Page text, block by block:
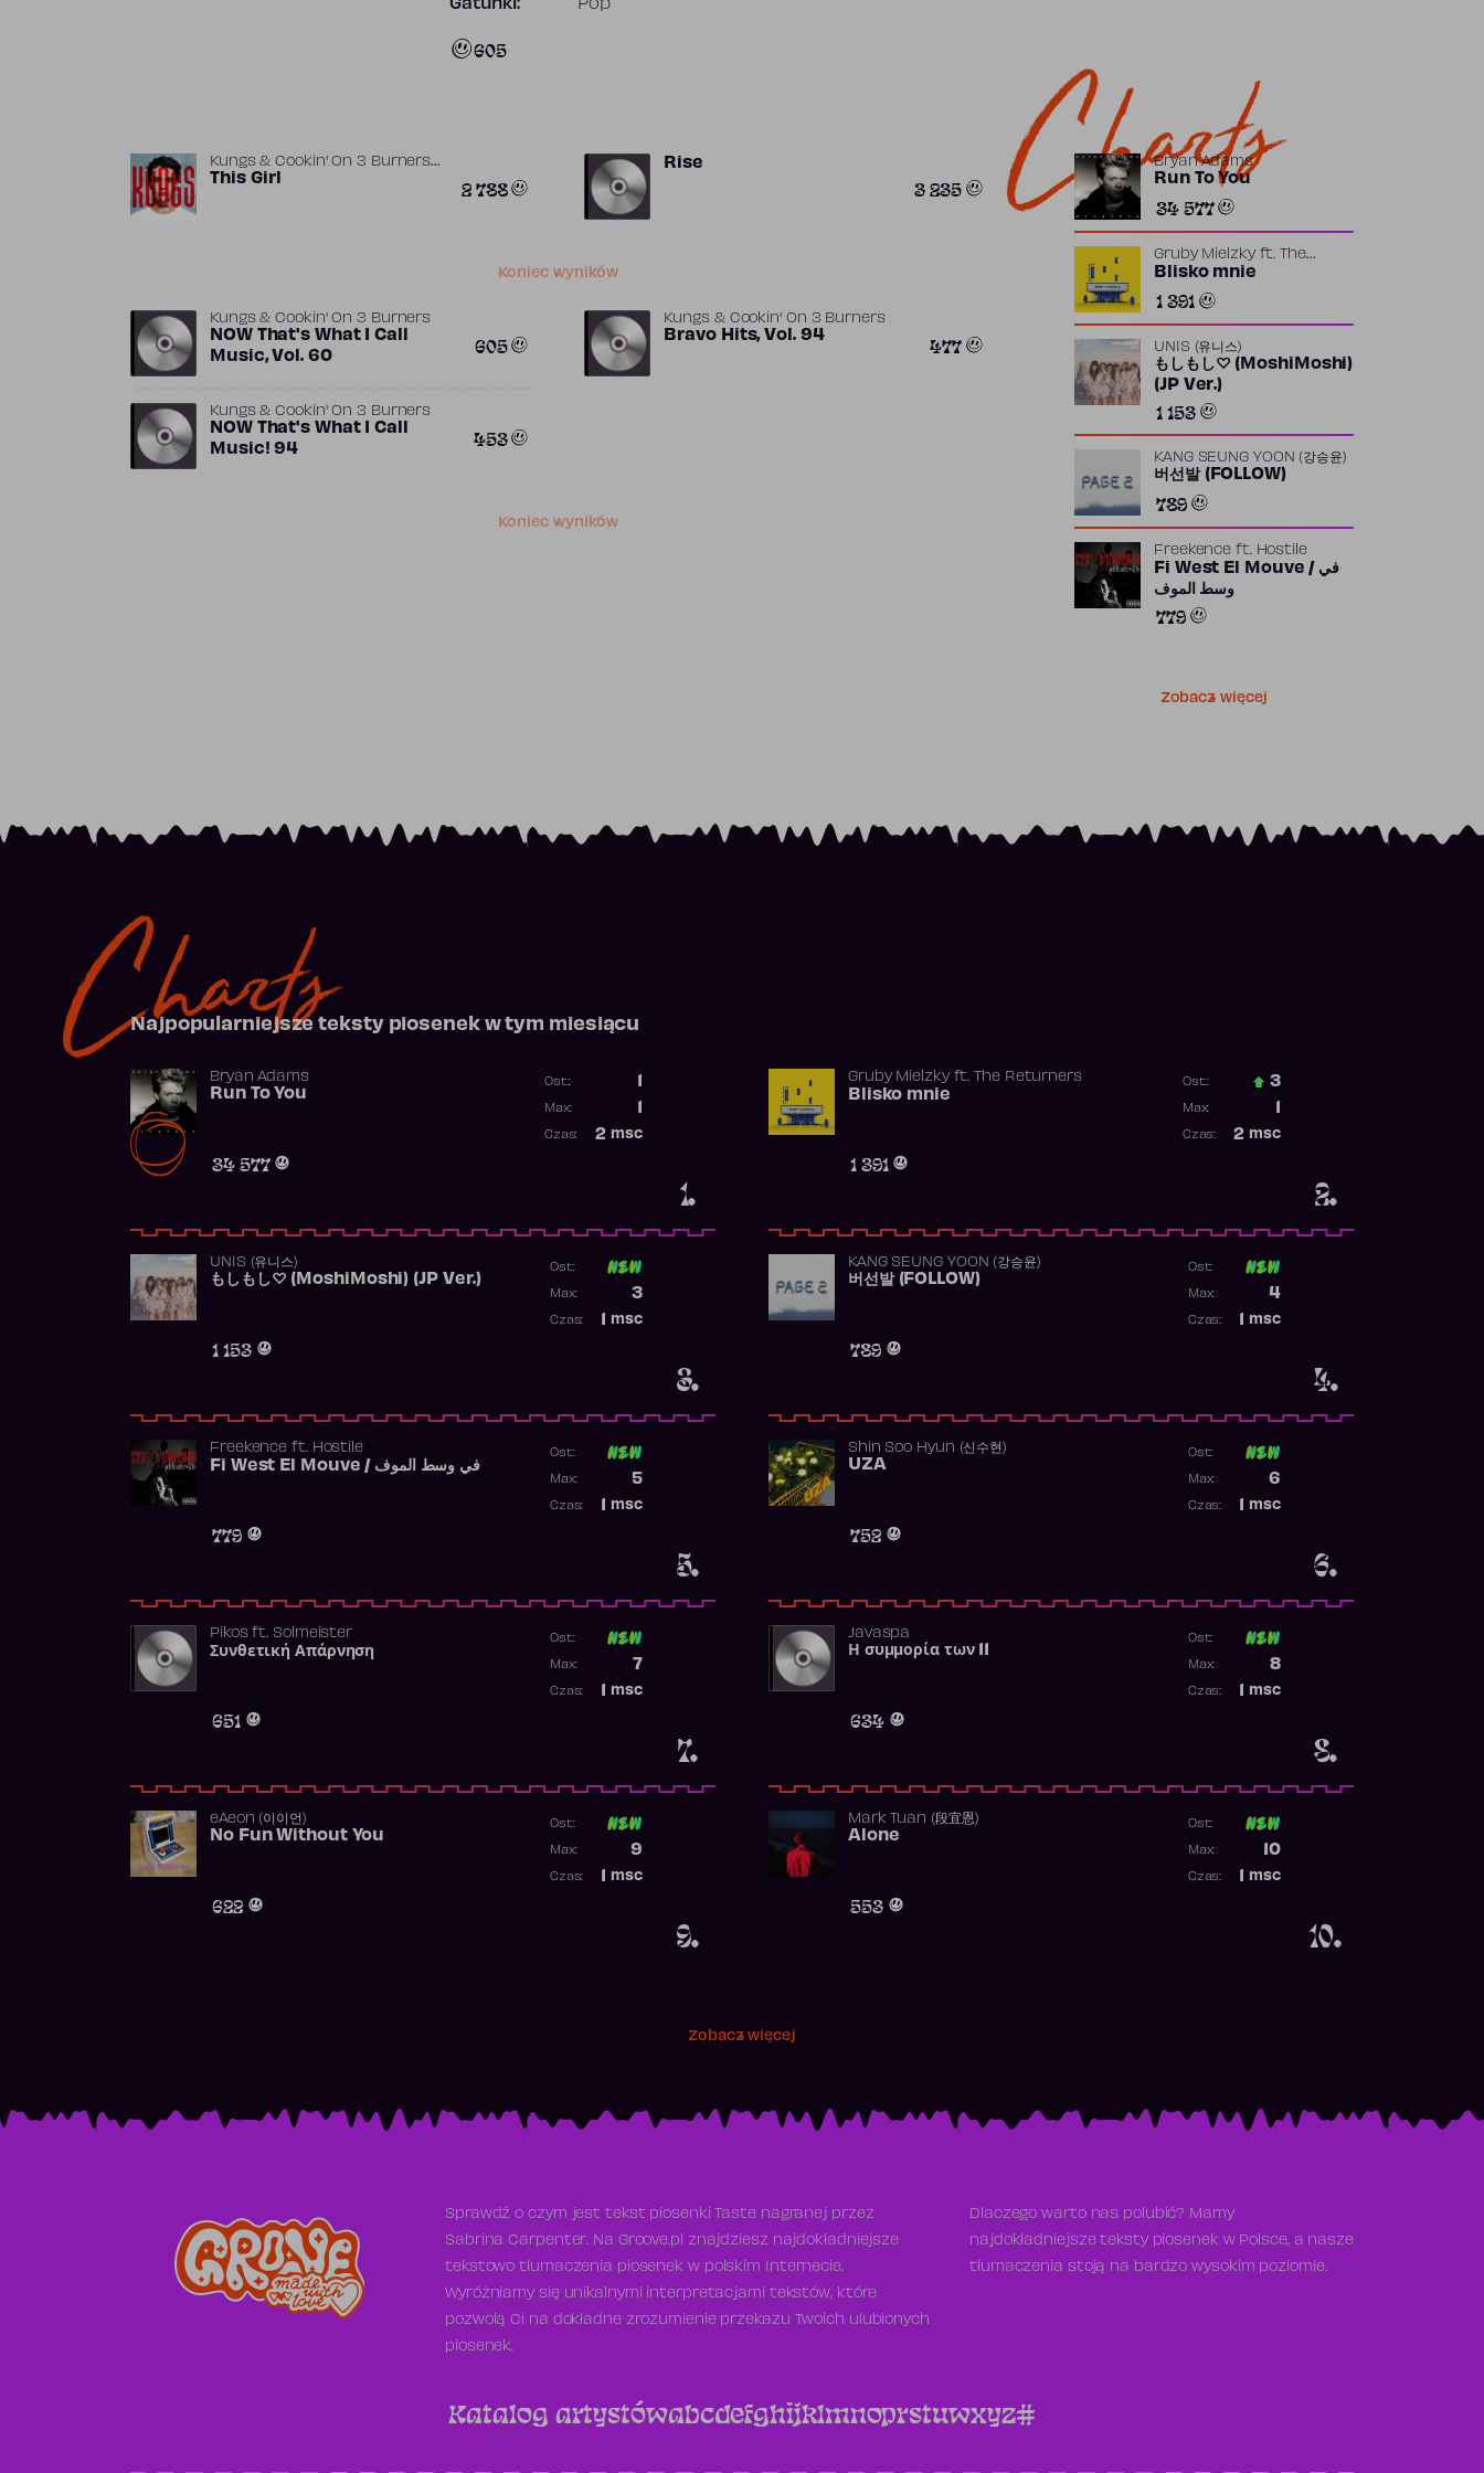
Gatunki: Pop
605
Kungs & Cookin' On 3 Burners
ft.Cookin' on 3 Burners
This Girl 2 788
Rise
3 235
Koniec wyników
Kungs & Cookin' On 3 Burners
NOW That's What I Call
Music, Vol. 60
605
Kungs & Cookin' On 3 Burners
Bravo Hits, Vol. 94 477
Kungs & Cookin' On 3 Burners
NOW That's What I Call
Music! 94
453
Koniec wyników
Charts
Bryan Adams
Run To You
34 577
Gruby Mielzkyft.
The
Returners
Blisko mnie
1 391
UNIS (유니스)
もしもし♡ (MoshiMoshi)
(JP Ver.)
1 153
KANG SEUNG YOON (강승윤)
버선발 (FOLLOW)
789
Freekence ft. Hostile
Fi West El Mouve / في
وسط الموف
779
Zobacz więcej
Charts
Najpopularniejsze teksty piosenek w tym miesiącu
1.
Bryan Adams
Run To You
34 577
Ost.:
Max:
2 msc
Czas:
2.
Gruby Mielzkyft. The Returners
Blisko mnie
1 391
Ost.: 3
Max:
2 msc
Czas:
3.
UNIS (유니스)
もしもし♡ (MoshiMoshi) (JP Ver.)
1 153
Ost:
3
Max:
msc
Czas:
4.
KANG SEUNG YOON (강승윤)
버선발 (FOLLOW)
789
Ost:
4
Max:
msc
Czas:
5.
Freekence ft. Hostile
Fi West El Mouve / في وسط الموف
779
Ost:
5
Max:
msc
Czas:
6.
Shin Soo Hyun (신수현)
UZA
752
Ost:
6
Max:
msc
Czas:
7.
Pikosft. Solmeister
Συνθετική Απάρνηση
651
Ost:
7
Max:
msc
Czas:
8.
Javaspa
Η συμμορία των 11
634
Ost:
8
Max:
msc
Czas:
9.
​eAeon (이이언)
No Fun Without You
622
Ost:
9
Max:
msc
Czas:
10.
Mark Tuan (段宜恩)
Alone
553
Ost:
10
Max:
msc
Czas:
Zobacz więcej
Sprawdź o czym jest tekst piosenki Taste nagranej przez
Sabrina Carpenter. Na Groove.pl znajdziesz najdokładniejsze
tekstowo tłumaczenia piosenek w polskim Internecie.
Wyróżniamy się unikalnymi interpretacjami tekstów, które
pozwolą Ci na dokładne zrozumienie przekazu Twoich ulubionych
piosenek.
Dlaczego warto nas polubić? Mamy
najdokładniejsze teksty piosenek w Polsce, a nasze
tłumaczenia stoją na bardzo wysokim poziomie.
Katalog artystówabcdefghijklmnoprstuwxyz#